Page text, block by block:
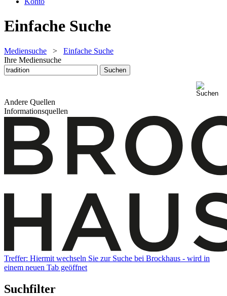
Einfache Suche
Mediensuche > Einfache Suche
Ihre Mediensuche
Andere Quellen
Informationsquellen
Treffer: Hiermit wechseln Sie zur Suche bei Brockhaus - wird in
einem neuen Tab geöffnet
Suchfilter